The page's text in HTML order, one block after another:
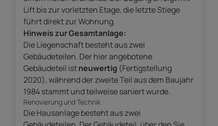
Lift bis zur vorletzten Etage, die letzte Stiege
führt direkt zur Wohnung.
Hinweis zur Gesamtanlage:
Die Liegenschaft besteht aus zwei
Gebäudeteilen. Der hier angebotene
Gebäudeteil istneuwertig (Fertigstellung
2020), während der zweite Teil aus dem Baujahr
1984 stammt und teilweise saniert wurde.
Renovierung und Technik
Die Hausanlage besteht aus zwei